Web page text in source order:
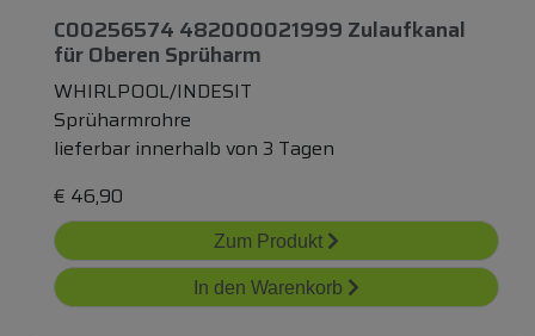
C00256574 482000021999 Zulaufkanal
fürOberen Sprüharm
WHIRLPOOL/INDESIT
Sprüharmrohre
lieferbar innerhalb von 3 Tagen
€ 46,90
Zum Produkt
In den Warenkorb